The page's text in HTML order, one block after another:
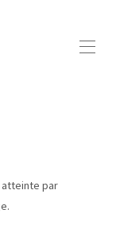
atteinte par